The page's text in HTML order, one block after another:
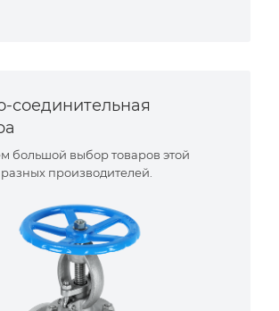
соединительная
большой выбор товаров этой
производителей.